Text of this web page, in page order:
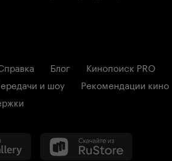
Блог
Кинопоиск PRO
и шоу
Рекомендации кино